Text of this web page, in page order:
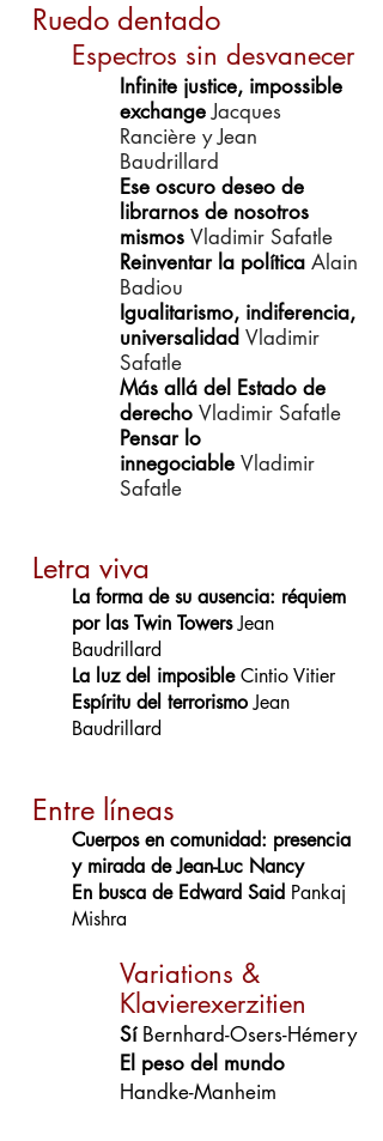
Ruedo dentado
Espectros sin desvanecer
Infinite justice, impossible
exchange Jacques
Rancière y Jean
Baudrillard
Ese oscuro deseo de
librarnos de nosotros
mismos Vladimir Safatle
Reinventar la política Alain
Badiou
Igualitarismo, indiferencia,
universalidad Vladimir
Safatle
Más allá del Estado de
derecho Vladimir Safatle
Pensar lo
innegociable Vladimir
Safatle
Letra viva
La forma de su ausencia: réquiem
por las Twin TowersJean
Baudrillard
La luz del imposibleCintio Vitier
Espíritu del terrorismoJean
Baudrillard
Entre líneas
Cuerpos en comunidad: presencia
y mirada de Jean-Luc Nancy
En busca de Edward Said Pankaj
Mishra
Variations &
Klavierexerzitien
SíBernhard-Osers-Hémery
El peso del mundo
Handke-Manheim